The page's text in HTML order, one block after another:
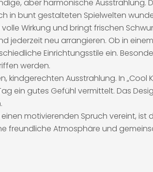
aber harmonische Ausstrahlung.
in bunt gestalteten Spielwelten
Wirkung und bringt frischen
neu arrangieren. Ob in
Einrichtungsstile ein.
werden.
Ausstrahlung. In „Cool
ein gutes Gefühl vermittelt. Das
motivierenden Spruch vereint,
freundliche Atmosphäre und